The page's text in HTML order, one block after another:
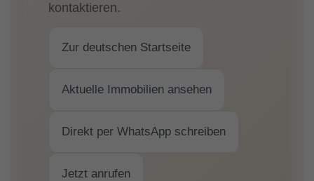
kontaktieren.
Zur deutschen Startseite
Aktuelle Immobilien ansehen
Direkt per WhatsApp schreiben
Jetzt anrufen